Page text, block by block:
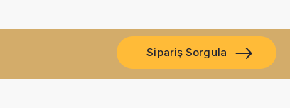
Sipariş Sorgula